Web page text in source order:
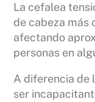
La cefalea
de cabeza más
afectando
personas en
A diferencia de
ser